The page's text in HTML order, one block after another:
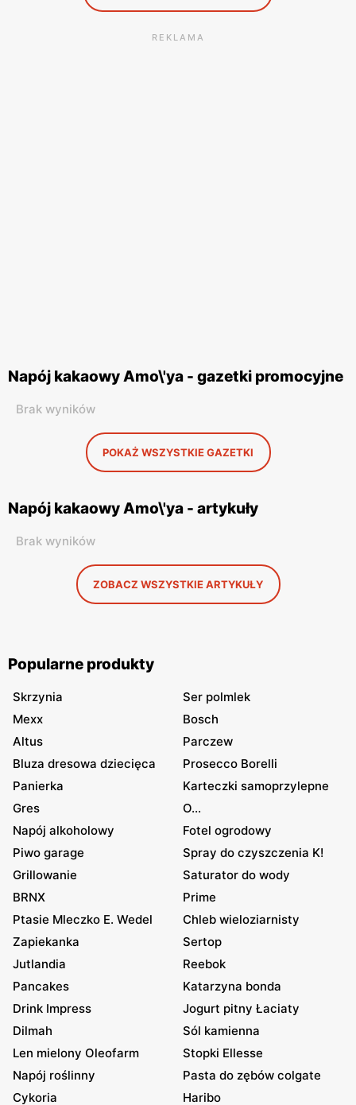
REKLAMA
Napój kakaowy Amo\'ya - gazetki promocyjne
Brak wyników
POKAŻ WSZYSTKIE GAZETKI
Napój kakaowy Amo\'ya - artykuły
Brak wyników
ZOBACZ WSZYSTKIE ARTYKUŁY
Popularne produkty
Skrzynia
Ser polmlek
Mexx
Bosch
Altus
Parczew
Bluza dresowa dziecięca
Prosecco Borelli
Panierka
Karteczki samoprzylepne
Gres
O...
Napój alkoholowy
Fotel ogrodowy
Piwo garage
Spray do czyszczenia K!
Grillowanie
Saturator do wody
BRNX
Prime
Ptasie Mleczko E. Wedel
Chleb wieloziarnisty
Zapiekanka
Sertop
Jutlandia
Reebok
Pancakes
Katarzyna bonda
Drink Impress
Jogurt pitny Łaciaty
Dilmah
Sól kamienna
Len mielony Oleofarm
Stopki Ellesse
Napój roślinny
Pasta do zębów colgate
Cykoria
Haribo